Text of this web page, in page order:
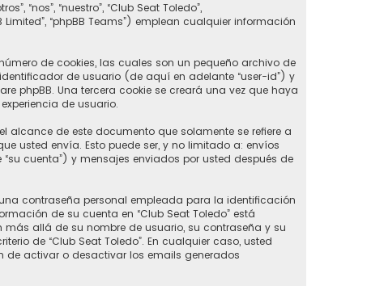
“nos”, “nuestro”, “Club Seat Toledo”,
Limited”, “phpBB Teams”) emplean cualquier información
de cookies, las cuales son un pequeño archivo de
de usuario (de aquí en adelante “user-id”) y
phpBB. Una tercera cookie se creará una vez que haya
de usuario.
alcance de este documento que solamente se refiere a
usted envía. Esto puede ser, y no limitado a: envíos
cuenta”) y mensajes enviados por usted después de
contraseña personal empleada para la identificación
de su cuenta en “Club Seat Toledo” está
allá de su nombre de usuario, su contraseña y su
de “Club Seat Toledo”. En cualquier caso, usted
de activar o desactivar los emails generados